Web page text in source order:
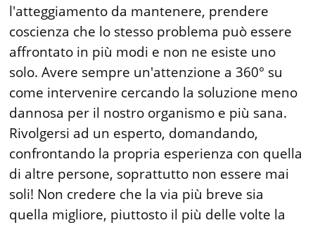
l'atteggiamento da mantenere, prendere
coscienza che lo stesso problema può essere
affrontato in più modi e non ne esiste uno
solo. Avere sempre un'attenzione a 360° su
come intervenire cercando la soluzione meno
dannosa per il nostro organismo e più sana.
Rivolgersi ad un esperto, domandando,
confrontando la propria esperienza con quella
di altre persone, soprattutto non essere mai
soli! Non credere che la via più breve sia
quella migliore, piuttosto il più delle volte la